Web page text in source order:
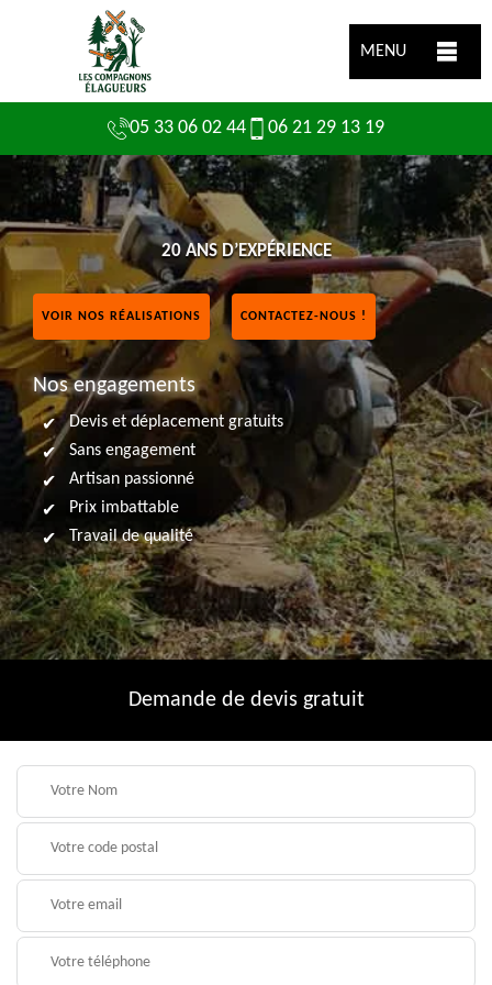
MENU
05 33 06 02 44 06 21 29 13 19
20 ANS D’EXPÉRIENCE
VOIR NOS RÉALISATIONS CONTACTEZ-NOUS !
Nos engagements
Devis et déplacement gratuits
Sans engagement
Artisan passionné
Prix imbattable
Travail de qualité
Demande de devis gratuit